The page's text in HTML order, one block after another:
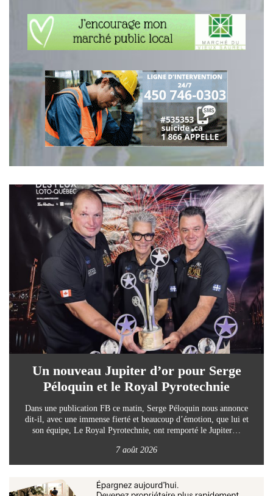
Un nouveau Jupiter d’or pour Serge
Péloquin et le Royal Pyrotechnie
Dans une publication FB ce matin, Serge Péloquin nous annonce
dit-il, avec une immense fierté et beaucoup d’émotion, que lui et
son équipe, Le Royal Pyrotechnie, ont remporté le Jupiter…
7 août 2026